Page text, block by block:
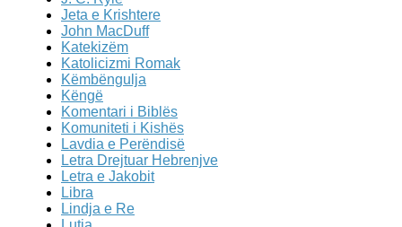
Jeta e Krishtere
John MacDuff
Katekizëm
Katolicizmi Romak
Këmbëngulja
Këngë
Komentari i Biblës
Komuniteti i Kishës
Lavdia e Perëndisë
Letra Drejtuar Hebrenjve
Letra e Jakobit
Libra
Lindja e Re